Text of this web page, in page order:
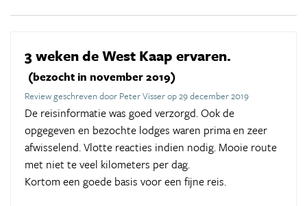
3 weken de West Kaap ervaren.
(bezocht in november 2019)
Review geschreven door Peter Visser op 29 december 2019
De reisinformatie was goed verzorgd. Ook de
opgegeven en bezochte lodges waren prima en zeer
afwisselend. Vlotte reacties indien nodig. Mooie route
met niet te veel kilometers per dag.
Kortom een goede basis voor een fijne reis.